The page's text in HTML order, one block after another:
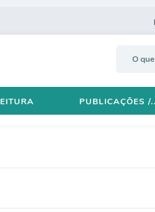
PUBLICAÇÕES /